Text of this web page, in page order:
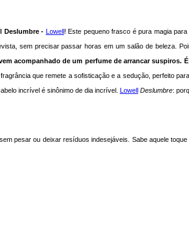
Deslumbre - Lowell ! Este pequeno frasco é pura magia
sem precisar passar horas em um salão de beleza.
acompanhado de um perfume de arrancar suspiros.
que remete a sofisticação e a sedução, perfeito
incrível é sinônimo de dia incrível.
Lowell Deslumbre:
pesar ou deixar resíduos indesejáveis. Sabe aquele